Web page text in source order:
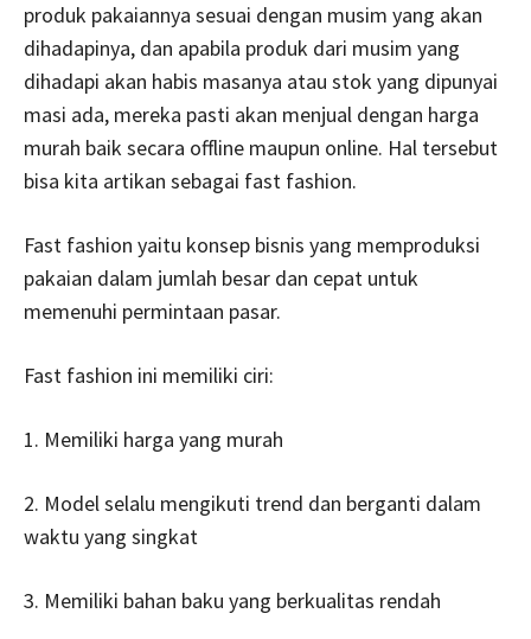
produk pakaiannya sesuai dengan musim yang akan
dihadapinya, dan apabila produk dari musim yang
dihadapi akan habis masanya atau stok yang dipunyai
masi ada, mereka pasti akan menjual dengan harga
murah baik secara offline maupun online. Hal tersebut
bisa kita artikan sebagai fast fashion.
Fast fashion yaitu konsep bisnis yang memproduksi
pakaian dalam jumlah besar dan cepat untuk
memenuhi permintaan pasar.
Fast fashion ini memiliki ciri:
1. Memiliki harga yang murah
2. Model selalu mengikuti trend dan berganti dalam
waktu yang singkat
3. Memiliki bahan baku yang berkualitas rendah